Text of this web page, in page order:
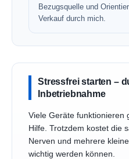
Bezugsquelle und
Verkauf durch mich.
Stressfrei starten –
Inbetriebnahme
Viele Geräte funktionieren
Hilfe. Trotzdem kostet die
Nerven und mehrere
wichtig werden können.